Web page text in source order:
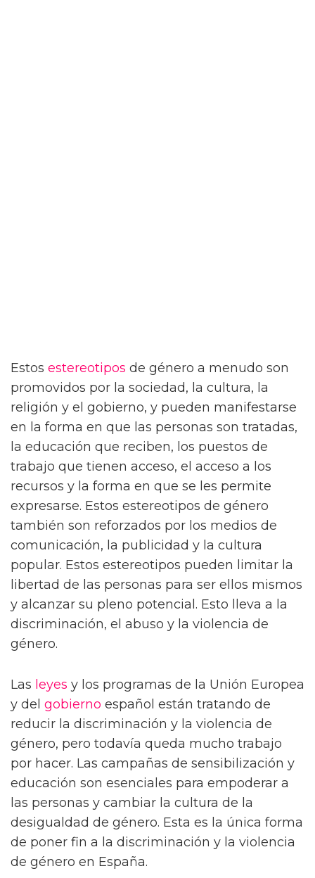
Estos estereotipos de género a menudo son
promovidos por la sociedad, la cultura, la
religión y el gobierno, y pueden manifestarse
en la forma en que las personas son tratadas,
la educación que reciben, los puestos de
trabajo que tienen acceso, el acceso a los
recursos y la forma en que se les permite
expresarse. Estos estereotipos de género
también son reforzados por los medios de
comunicación, la publicidad y la cultura
popular. Estos estereotipos pueden limitar la
libertad de las personas para ser ellos mismos
y alcanzar su pleno potencial. Esto lleva a la
discriminación, el abuso y la violencia de
género.
Las leyes y los programas de la Unión Europea
y del gobierno español están tratando de
reducir la discriminación y la violencia de
género, pero todavía queda mucho trabajo
por hacer. Las campañas de sensibilización y
educación son esenciales para empoderar a
las personas y cambiar la cultura de la
desigualdad de género. Esta es la única forma
de poner fin a la discriminación y la violencia
de género en España.